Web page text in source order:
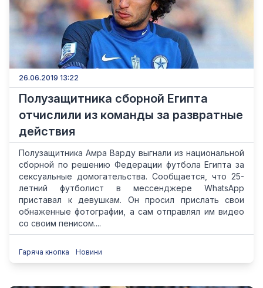
26.06.2019 13:22
Полузащитника сборной Египта
отчислили из команды за развратные
действия
Полузащитника Амра Варду выгнали из национальной
сборной по решению Федерации футбола Египта за
сексуальные домогательства. Сообщается, что 25-
летний футболист в мессенджере WhatsApp
приставал к девушкам. Он просил прислать свои
обнаженные фотографии, а сам отправлял им видео
со своим пенисом....
Гаряча кнопка Новини